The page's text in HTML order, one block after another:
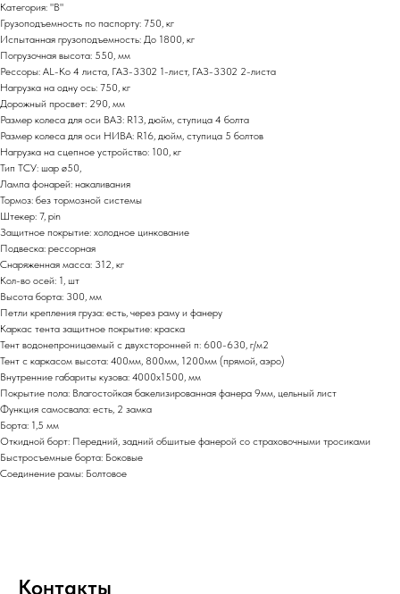
Категория: "В"
Грузоподъемность по паспорту: 750, кг
Испытанная грузоподъемность: До 1800, кг
Погрузочная высота: 550, мм
Рессоры: AL-Ko 4 листа, ГАЗ-3302 1-лист, ГАЗ-3302 2-листа
Нагрузка на одну ось: 750, кг
Дорожный просвет: 290, мм
Размер колеса для оси ВАЗ: R13, дюйм, ступица 4 болта
Размер колеса для оси НИВА: R16, дюйм, ступица 5 болтов
Нагрузка на сцепное устройство: 100, кг
Тип ТСУ: шар ø50,
Лампа фонарей: накаливания
Тормоз: без тормозной системы
Штекер: 7, pin
Защитное покрытие: холодное цинкование
Подвеска: рессорная
Снаряженная масса: 312, кг
Кол-во осей: 1, шт
Высота борта: 300, мм
Петли крепления груза: есть, через раму и фанеру
Каркас тента защитное покрытие: краска
Тент водонепроницаемый с двухсторонней п: 600-630, г/м2
Тент с каркасом высота: 400мм, 800мм, 1200мм (прямой, аэро)
Внутренние габариты кузова: 4000х1500, мм
Покрытие пола: Влагостойкая бакелизированная фанера 9мм, цельный лист
Функция самосвала: есть, 2 замка
Борта: 1,5 мм
Откидной борт: Передний, задний обшитые фанерой со страховочными тросиками
Быстросъемные борта: Боковые
Соединение рамы: Болтовое
Контакты